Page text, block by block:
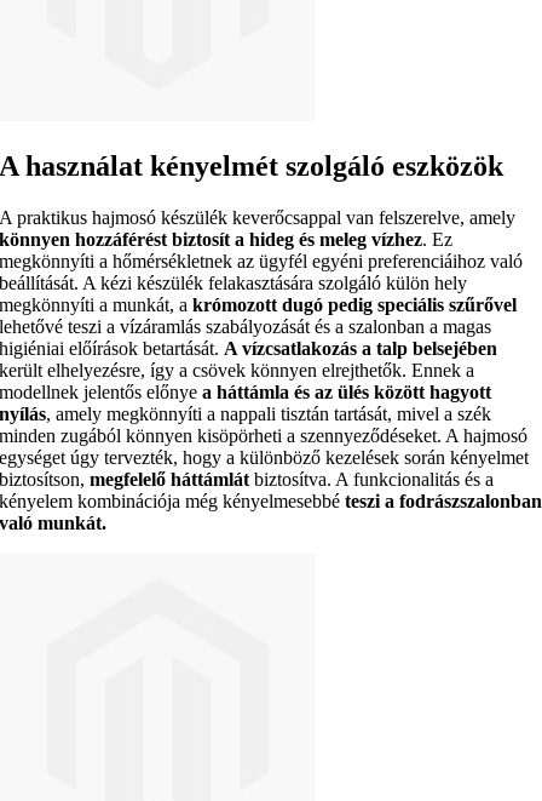
A használat kényelmét szolgáló eszközök
A praktikus hajmosó készülék keverőcsappal van felszerelve, amely
könnyen hozzáférést biztosít a hideg és meleg vízhez. Ez
megkönnyíti a hőmérsékletnek az ügyfél egyéni preferenciáihoz való
beállítását. A kézi készülék felakasztására szolgáló külön hely
megkönnyíti a munkát, akrómozott dugó pedig speciális szűrővel
lehetővé teszi a vízáramlás szabályozását és a szalonban a magas
higiéniai előírások betartását. A vízcsatlakozás a talp belsejében
került elhelyezésre, így a csövek könnyen elrejthetők. Ennek a
modellnek jelentős előnyea háttámla és az ülés között hagyott
nyílás, amely megkönnyíti a nappali tisztán tartását, mivel a szék
minden zugából könnyen kisöpörheti a szennyeződéseket. A hajmosó
egységet úgy tervezték, hogy a különböző kezelések során kényelmet
biztosítson,megfelelő háttámlát biztosítva. A funkcionalitás és a
kényelem kombinációja még kényelmesebbé teszi a fodrászszalonban
való munkát.